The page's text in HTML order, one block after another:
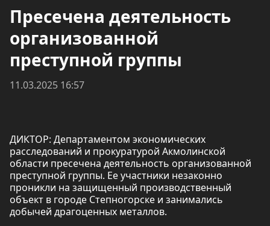
Пресечена деятельность
организованной
преступной группы
11.03.2025 16:57
ДИКТОР: Департаментом экономических
расследований и прокуратурой Акмолинской
области пресечена деятельность организованной
преступной группы. Ее участники незаконно
проникли на защищенный производственный
объект в городе Степногорске и занимались
добычей драгоценных металлов.